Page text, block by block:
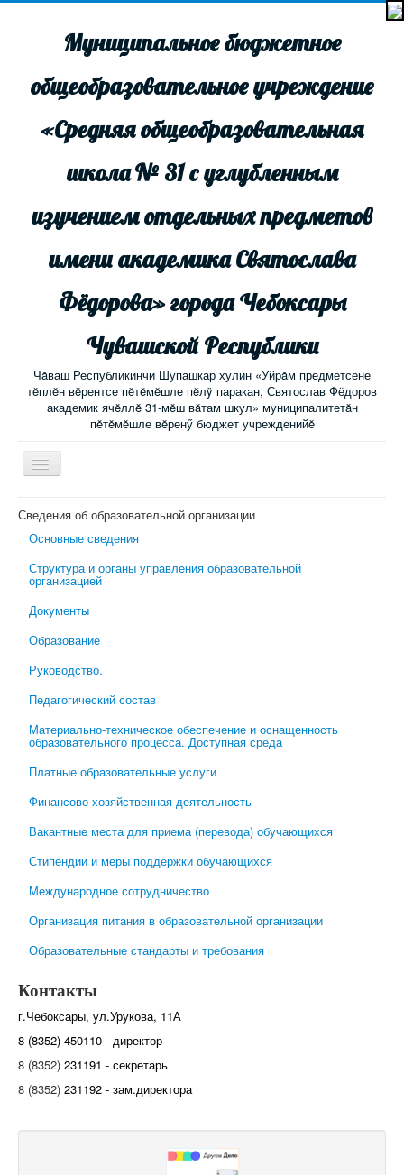
Муниципальное бюджетное
общеобразовательное учреждение
«Средняя общеобразовательная
школа № 31 с углубленным
изучением отдельных предметов
имени академика Святослава
Фёдорова» города Чебоксары
Чувашской Республики
Чăваш Республикинчи Шупашкар хулин «Уйрăм предметсене
тĕплĕн вĕрентсе пĕтĕмĕшле пĕлÿ паракан, Святослав Фёдоров
академик ячĕллĕ 31-мĕш вăтам шкул» муниципалитетăн
пĕтĕмĕшле вĕренӳ бюджет учрежденийĕ
Включить/
выключить
Новости
Электронный журнал
Родительский всеобуч
Обратная связь
Школьная психологическая помощь
Сведения об образовательной организации
Основные сведения
Структура и органы управления образовательной
организацией
Документы
Образование
Руководство.
Педагогический состав
Материально-техническое обеспечение и оснащенность
образовательного процесса. Доступная среда
Платные образовательные услуги
Финансово-хозяйственная деятельность
Вакантные места для приема (перевода) обучающихся
Стипендии и меры поддержки обучающихся
Международное сотрудничество
Организация питания в образовательной организации
Образовательные стандарты и требования
Контакты
г.Чебоксары, ул.Урукова, 11А
8 (8352) 450110 - директор
8 (8352) 231191 - секретарь
8 (8352) 231192 - зам.директора